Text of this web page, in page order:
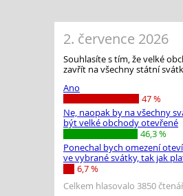
2. července 2026
Souhlasíte s tím, že velké
zavřít na všechny státní
Ano
47 %
Ne, naopak by na všechny
být velké obchody otevřené
46,3 %
Ponechal bych omezení
ve vybrané svátky, tak jak
6,7 %
Celkem hlasovalo 3850